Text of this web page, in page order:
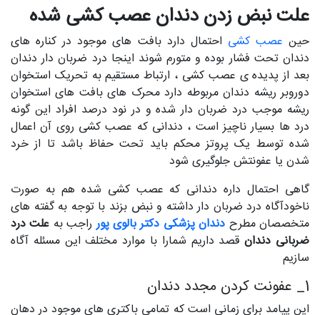
علت نبض زدن دندان عصب کشی شده
حین عصب کشی احتمال دارد بافت های موجود در کناره های
دندان تحت فشار بوده و متورم شوند اینجا درد ضربان دار دندان
بعد از پدیده ی عصب کشی ، ارتباط مستقیم به تحریک استخوان
دوروبر ریشه دندان مربوطه دارد محرک های بافت های استخوان
ریشه موجب درد ضربان دار شده و در نود درصد افراد این گونه
درد ها بسیار ناچیز است ، دندانی که عصب کشی روی آن اعمال
شده توسط یک پروتز محکم باید تحت حفاظ باشد تا از خرد
شدن یا عفونتش جلوگیری شود
گاهی احتمال داره دندانی که عصب کشی شده هم به صورت
ناخودآگاه درد ضربان دار داشته و نبض بزند با توجه به گفته های
متخصصان مطرح دندان پزشکی دکتر بالوی پور راجب به علت درد
ضربانی دندانقصد داریم شمارا با موارد مختلف این مسئله آگاه
سازیم
1_ عفونت کردن مجدد دندان
این پیامد برای زمانی است که تمامی باکتری های موجود در دهان